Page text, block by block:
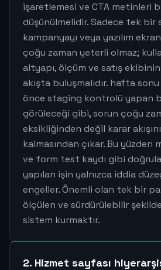
işaretlemesi ve CTA metinleri
düşünülmelidir. Sadece tek bir
kampanyayı veya yazılım
çoğu zaman yeterli olmaz;
altyapı, ölçüm ve satış
akışta buluşmalıdır. hafta
önce staging kontrolü yapan
görüleceği gibi, sorun çoğu
eksikliğinden değil karar
kalmasından çıkar. Bu yüzden
ve form test kaydı gibi
yapılan işin yalnızca iddia
engeller. Önemli olan tek bir
ölçülen ve sürdürülebilir
sistem kurmaktır.
2. Hizmet sayfası